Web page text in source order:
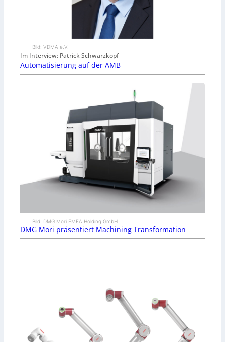
Bild: VDMA e.V.
Im Interview: Patrick Schwarzkopf
Automatisierung auf der AMB
Bild: DMG Mori EMEA Holding GmbH
DMG Mori präsentiert Machining Transformation